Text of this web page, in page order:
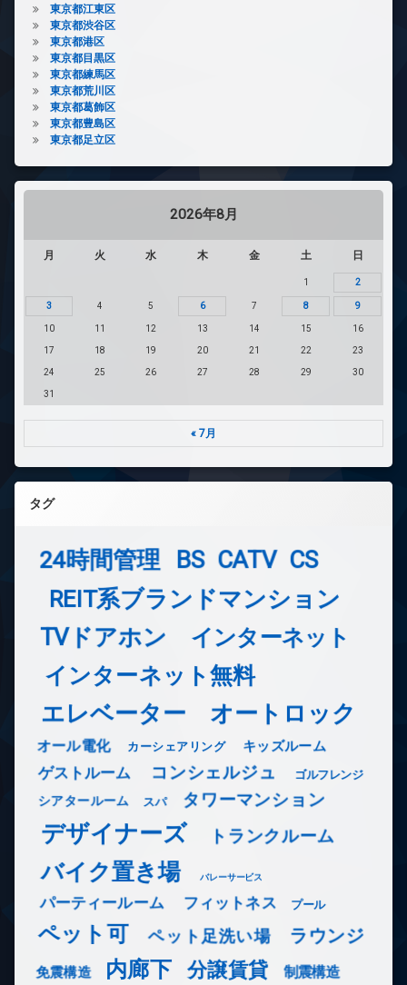
東京都江東区
東京都渋谷区
東京都港区
東京都目黒区
東京都練馬区
東京都荒川区
東京都葛飾区
東京都豊島区
東京都足立区
2026年8月
月 火 水 木 金 土 日
1 2
3 4 5 6 7 8 9
10 11 12 13 14 15 16
17 18 19 20 21 22 23
24 25 26 27 28 29 30
31
« 7月
タグ
24時間管理 BS CATV CS
REIT系ブランドマンション
TVドアホン インターネット
インターネット無料
エレベーター オートロック
オール電化 カーシェアリング キッズルーム
ゲストルーム コンシェルジュ ゴルフレンジ
シアタールーム スパ タワーマンション
デザイナーズ トランクルーム
バイク置き場 バレーサービス
パーティールーム フィットネス プール
ペット可 ペット足洗い場 ラウンジ
免震構造 内廊下 分譲賃貸 制震構造